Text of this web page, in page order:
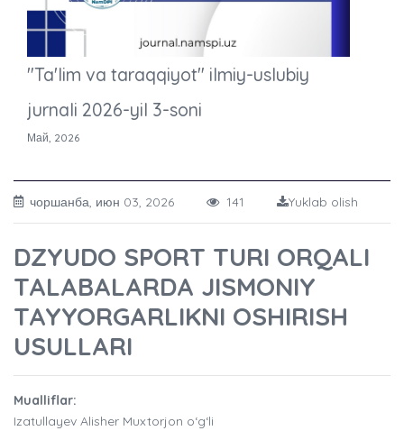
"Ta'lim va taraqqiyot" ilmiy-uslubiy
jurnali 2026-yil 3-soni
Май, 2026
чоршанба, июн 03, 2026 141 Yuklab olish
DZYUDO SPORT TURI ORQALI
TALABALARDA JISMONIY
TAYYORGARLIKNI OSHIRISH
USULLARI
Mualliflar:
Izatullayev Alisher Muxtorjon o‘g‘li